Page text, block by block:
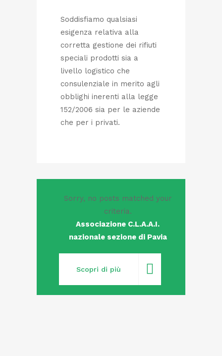
Soddisfiamo qualsiasi
esigenza relativa alla
corretta gestione dei rifiuti
speciali prodotti sia a
livello logistico che
consulenziale in merito agli
obblighi inerenti alla legge
152/2006 sia per le aziende
che per i privati.
Sorry, no posts matched your
criteria.
Associazione C.L.A.A.I.
nazionale sezione di Pavia
Scopri di più